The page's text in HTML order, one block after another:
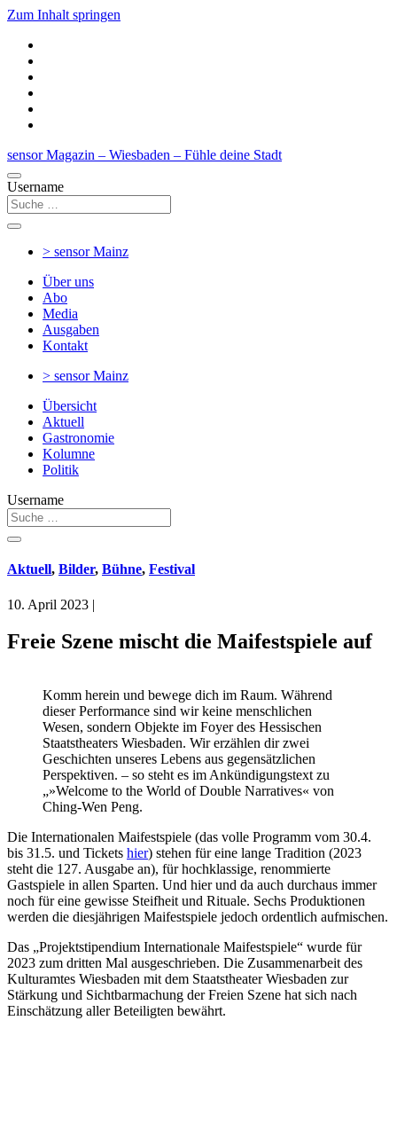
Zum Inhalt springen
sensor Magazin – Wiesbaden – Fühle deine Stadt
Username
> sensorMainz
Über uns
Abo
Media
Ausgaben
Kontakt
> sensorMainz
Übersicht
Aktuell
Gastronomie
Kolumne
Politik
Username
Aktuell, Bilder, Bühne, Festival
10. April 2023 |
Freie Szene mischt die Maifestspiele auf
Komm herein und bewege dich im Raum. Während
dieser Performance sind wir keine menschlichen
Wesen, sondern Objekte im Foyer des Hessischen
Staatstheaters Wiesbaden. Wir erzählen dir zwei
Geschichten unseres Lebens aus gegensätzlichen
Perspektiven. – so steht es im Ankündigungstext zu
„»Welcome to the World of Double Narratives« von
Ching-Wen Peng.
Die Internationalen Maifestspiele (das volle Programm vom 30.4.
bis 31.5. und Tickets hier) stehen für eine lange Tradition (2023
steht die 127. Ausgabe an), für hochklassige, renommierte
Gastspiele in allen Sparten. Und hier und da auch durchaus immer
noch für eine gewisse Steifheit und Rituale. Sechs Produktionen
werden die diesjährigen Maifestspiele jedoch ordentlich aufmischen.
Das „Projektstipendium Internationale Maifestspiele“ wurde für
2023 zum dritten Mal ausgeschrieben. Die Zusammenarbeit des
Kulturamtes Wiesbaden mit dem Staatstheater Wiesbaden zur
Stärkung und Sichtbarmachung der Freien Szene hat sich nach
Einschätzung aller Beteiligten bewährt.